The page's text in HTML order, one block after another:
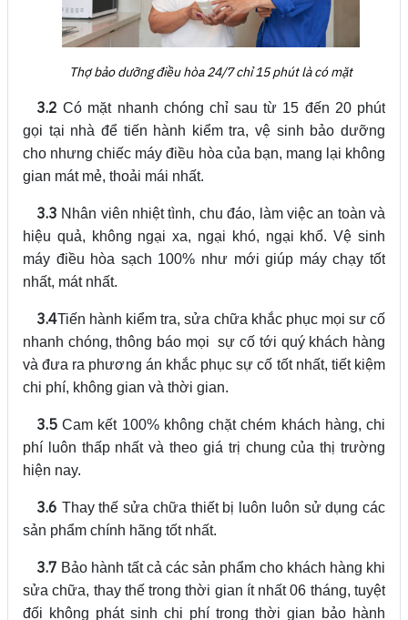
Thợ bảo dưỡng điều hòa 24/7 chỉ 15 phút là có mặt
3.2 Có mặt nhanh chóng chỉ sau từ 15 đến 20 phút
gọi tại nhà để tiến hành kiểm tra, vệ sinh bảo dưỡng
cho nhưng chiếc máy điều hòa của bạn, mang lại không
gian mát mẻ, thoải mái nhất.
3.3 Nhân viên nhiệt tình, chu đáo, làm việc an toàn và
hiệu quả, không ngại xa, ngại khó, ngại khổ. Vệ sinh
máy điều hòa sạch 100% như mới giúp máy chạy tốt
nhất, mát nhất.
3.4Tiến hành kiểm tra, sửa chữa khắc phục mọi sư cố
nhanh chóng, thông báo mọi sự cố tới quý khách hàng
và đưa ra phương án khắc phục sự cố tốt nhất, tiết kiệm
chi phí, không gian và thời gian.
3.5 Cam kết 100% không chặt chém khách hàng, chi
phí luôn thấp nhất và theo giá trị chung của thị trường
hiện nay.
3.6 Thay thế sửa chữa thiết bị luôn luôn sử dụng các
sản phẩm chính hãng tốt nhất.
3.7 Bảo hành tất cả các sản phẩm cho khách hàng khi
sửa chữa, thay thế trong thời gian ít nhất 06 tháng, tuyệt
đối không phát sinh chi phí trong thời gian bảo hành